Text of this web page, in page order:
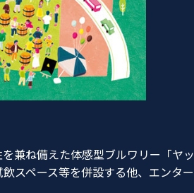
兼ね備えた体感型ブルワリー「ヤッ
スペース等を併設する他、エンター